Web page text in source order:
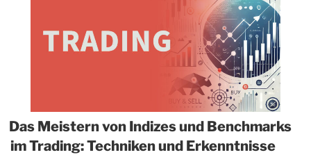
Das Meistern von Indizes und Benchmarks
im Trading: Techniken und Erkenntnisse